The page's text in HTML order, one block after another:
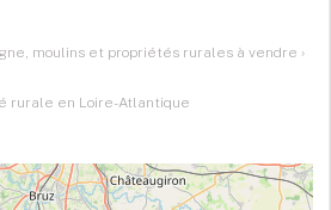
moulins et propriétés rurales à vendre ›
rurale en Loire-Atlantique